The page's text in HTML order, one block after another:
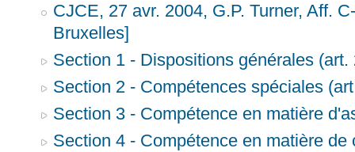
CJCE, 27 avr. 2004, G.P. Turner, Aff.
Bruxelles]
Section 1 - Dispositions générales (art.
Section 2 - Compétences spéciales
Section 3 - Compétence en matière
Section 4 - Compétence en matière de